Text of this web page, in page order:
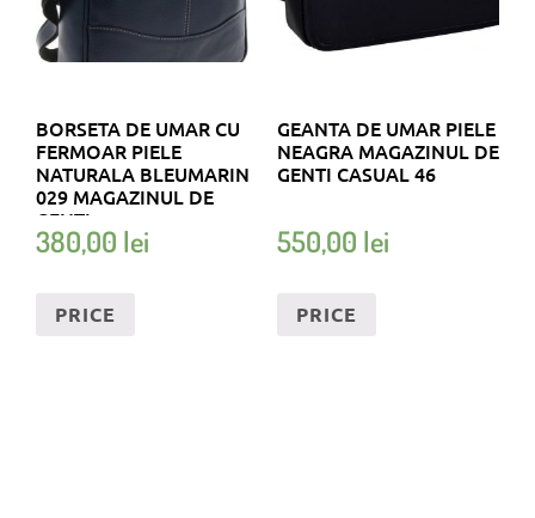
BORSETA DE UMAR CU
FERMOAR PIELE
NATURALA BLEUMARIN
029 MAGAZINUL DE
GENTI
380,00 lei
PRICE
GEANTA DE UMAR PIELE
NEAGRA MAGAZINUL DE
GENTI CASUAL 46
550,00 lei
PRICE